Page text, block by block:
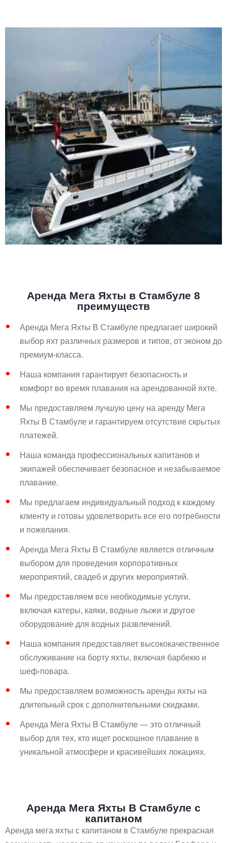
Аренда Мега Яхты в Стамбуле 8
преимуществ
Аренда Мега Яхты В Стамбуле предлагает широкий
выбор яхт различных размеров и типов, от эконом до
премиум-класса.
Наша компания гарантирует безопасность и
комфорт во время плавания на арендованной яхте.
Мы предоставляем лучшую цену на аренду Мега
Яхты В Стамбуле и гарантируем отсутствие скрытых
платежей.
Наша команда профессиональных капитанов и
экипажей обеспечивает безопасное и незабываемое
плавание.
Мы предлагаем индивидуальный подход к каждому
клиенту и готовы удовлетворить все его потребности
и пожелания.
Аренда Мега Яхты В Стамбуле является отличным
выбором для проведения корпоративных
мероприятий, свадеб и других мероприятий.
Мы предоставляем все необходимые услуги,
включая катеры, каяки, водные лыжи и другое
оборудование для водных развлечений.
Наша компания предоставляет высококачественное
обслуживание на борту яхты, включая барбекю и
шеф-повара.
Мы предоставляем возможность аренды яхты на
длительный срок с дополнительными скидками.
Аренда Мега Яхты В Стамбуле — это отличный
выбор для тех, кто ищет роскошное плавание в
уникальной атмосфере и красивейших локациях.
Аренда Мега Яхты В Стамбуле с
капитаном
Аренда мега яхты с капитаном в Стамбуле прекрасная